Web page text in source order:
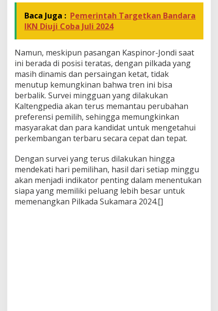
Baca Juga : Pemerintah Targetkan Bandara
IKN Diuji Coba Juli 2024
Namun, meskipun pasangan Kaspinor-Jondi saat
ini berada di posisi teratas, dengan pilkada yang
masih dinamis dan persaingan ketat, tidak
menutup kemungkinan bahwa tren ini bisa
berbalik. Survei mingguan yang dilakukan
Kaltengpedia akan terus memantau perubahan
preferensi pemilih, sehingga memungkinkan
masyarakat dan para kandidat untuk mengetahui
perkembangan terbaru secara cepat dan tepat.
Dengan survei yang terus dilakukan hingga
mendekati hari pemilihan, hasil dari setiap minggu
akan menjadi indikator penting dalam menentukan
siapa yang memiliki peluang lebih besar untuk
memenangkan Pilkada Sukamara 2024.[]